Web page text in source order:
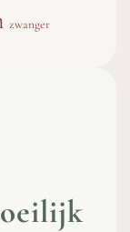
zwanger